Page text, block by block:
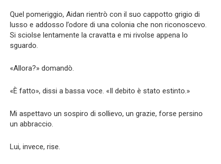
Quel pomeriggio, Aidan rientrò con il suo cappotto grigio di
lusso e addosso l’odore di una colonia che non riconoscevo.
Si sciolse lentamente la cravatta e mi rivolse appena lo
sguardo.
«Allora?» domandò.
«È fatto», dissi a bassa voce. «Il debito è stato estinto.»
Mi aspettavo un sospiro di sollievo, un grazie, forse persino
un abbraccio.
Lui, invece, rise.